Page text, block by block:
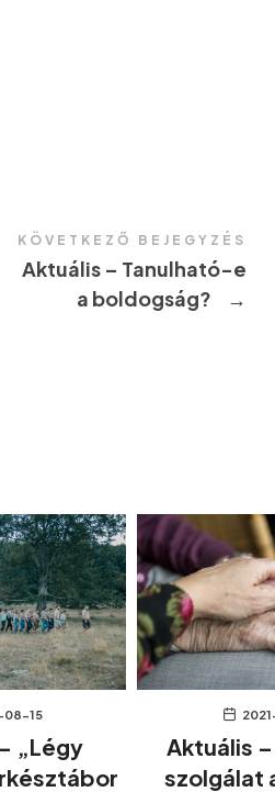
KÖVETKEZŐ BEJEGYZÉS
Aktuális – Tanulható-e
a boldogság?
→
08-15
„Légy
Aktuális
szolgálat